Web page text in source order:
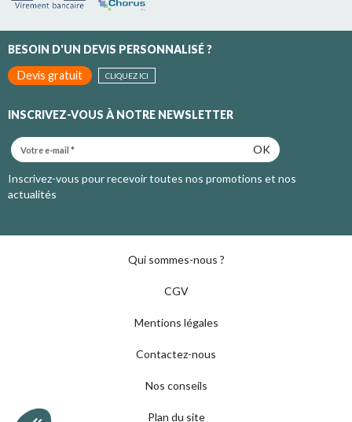
BESOIN D'UN DEVIS PERSONNALISÉ ?
Devis gratuit
CLIQUEZ ICI
INSCRIVEZ-VOUS À NOTRE NEWSLETTER
OK
Inscrivez-vous pour recevoir toutes nos promotions et nos
actualités
Qui sommes-nous ?
CGV
Mentions légales
Contactez-nous
Nos conseils
Plan du site